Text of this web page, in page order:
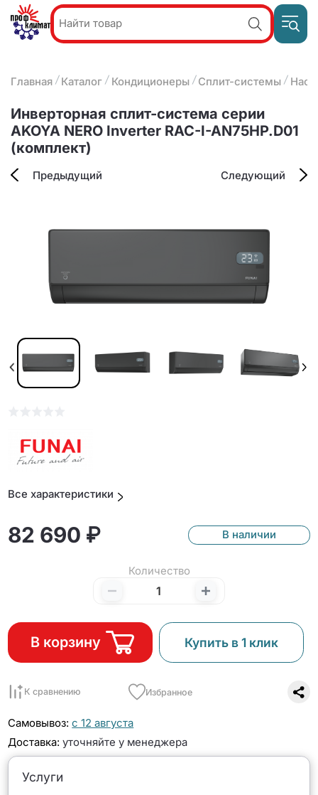
Акции и
О компании
Наши услуги
Оплата и доставка
8
25-
93-63
Главная Каталог Кондиционеры Сплит-системы
Инверторная сплит-система серии
AKOYA NERO Inverter RAC-I-AN75HP.D01
(комплект)
Предыдущий Следующий
Все характеристики
82 690 ₽ В наличии
Количество
В корзину Купить в 1 клик
К сравнению Избранное
Самовывоз: с 12 августа
Доставка: уточняйте у менеджера
Услуги